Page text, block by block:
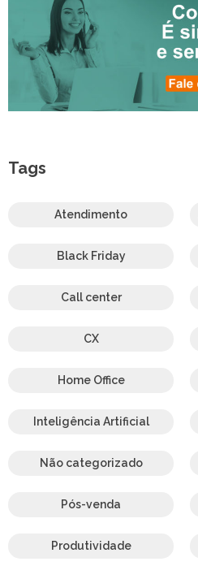
Tags
Atendimento
Black Friday
Call center
CX
Home Office
Inteligência Artificial
Não categorizado
Pós-venda
Produtividade